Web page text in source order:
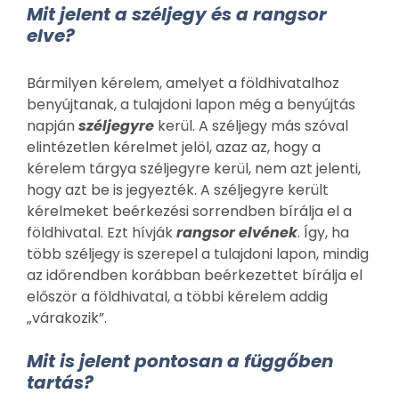
Mit jelent a széljegy és a rangsor
elve?
Bármilyen kérelem, amelyet a földhivatalhoz
benyújtanak, a tulajdoni lapon még a benyújtás
napjánszéljegyre kerül. A széljegy más szóval
elintézetlen kérelmet jelöl, azaz az, hogy a
kérelem tárgya széljegyre kerül, nem azt jelenti,
hogy azt be is jegyezték. A széljegyre került
kérelmeket beérkezési sorrendben bírálja el a
földhivatal. Ezt hívjákrangsor elvének. Így, ha
több széljegy is szerepel a tulajdoni lapon, mindig
az időrendben korábban beérkezettet bírálja el
először a földhivatal, a többi kérelem addig
„várakozik”.
Mit is jelent pontosan a függőben
tartás?